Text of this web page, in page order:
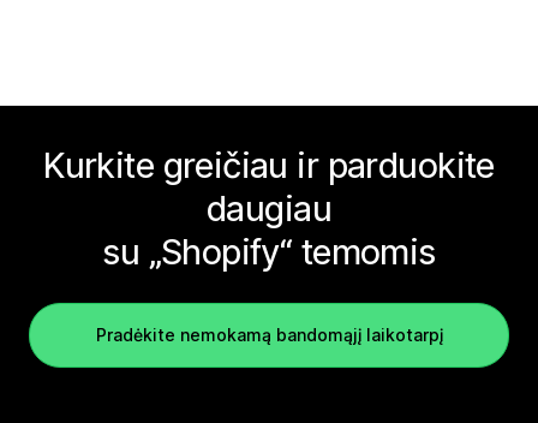
Kurkite greičiau ir parduokite
daugiau
su „Shopify“ temomis
Pradėkite nemokamą bandomąjį laikotarpį